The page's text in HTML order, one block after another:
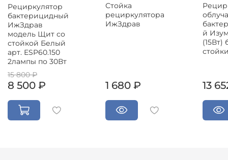
Рециркулятор
бактерицидный
ИжЗдрав
модель Щит со
стойкой Белый
арт. ESP60.150
2лампы по 30Вт
15 800 ₽
8 500 ₽
Стойка
рециркулятора
ИжЗдрав
1 680 ₽
й
(15Вт)
13